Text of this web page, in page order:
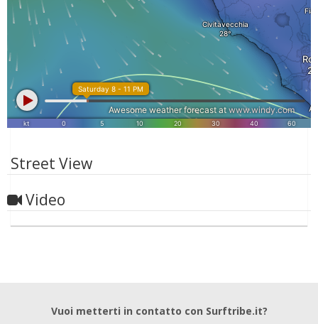
Street View
Video
Vuoi metterti in contatto con Surftribe.it?